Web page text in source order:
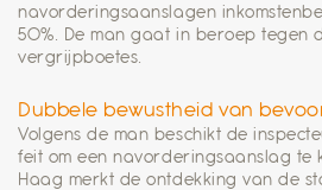
navorderingsaanslagen
50%. De man gaat in beroep tegen
vergrijpboetes.
Dubbele bewustheid van
Volgens de man beschikt de
feit om een navorderingsaanslag te
Haag merkt de ontdekking van de